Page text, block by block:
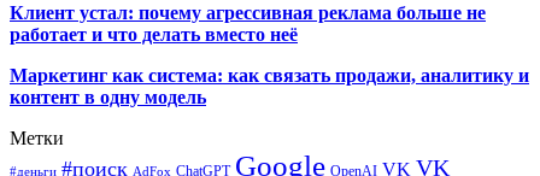
Клиент устал: почему агрессивная реклама больше не
работает и что делать вместо неё
Маркетинг как система: как связать продажи, аналитику и
контент в одну модель
Метки
#деньги #поиск AdFox ChatGPT Google OpenAI VK VK